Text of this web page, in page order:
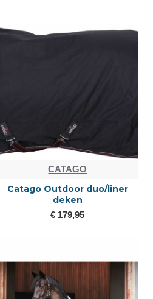
CATAGO
Catago Outdoor duo/liner
deken
€ 179,95